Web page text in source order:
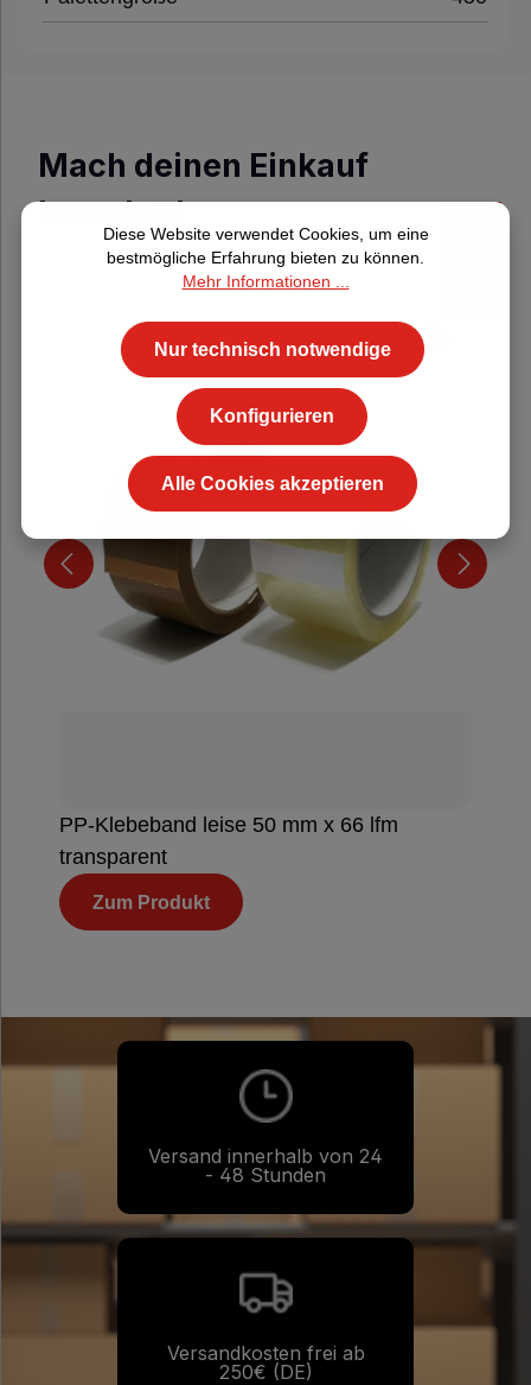
Mach deinen Einkauf
komplett!
Durchschnittliche
PP-Klebeband leise 50 mm x 66 lfm
transparent
Zum Produkt
Versand innerhalb von 24
- 48 Stunden
Versandkosten frei ab
250€ (DE)
Diese Website verwendet Cookies, um eine
bestmögliche Erfahrung bieten zu können.
Mehr Informationen ...
Nur technisch notwendige
Konfigurieren
Alle Cookies akzeptieren